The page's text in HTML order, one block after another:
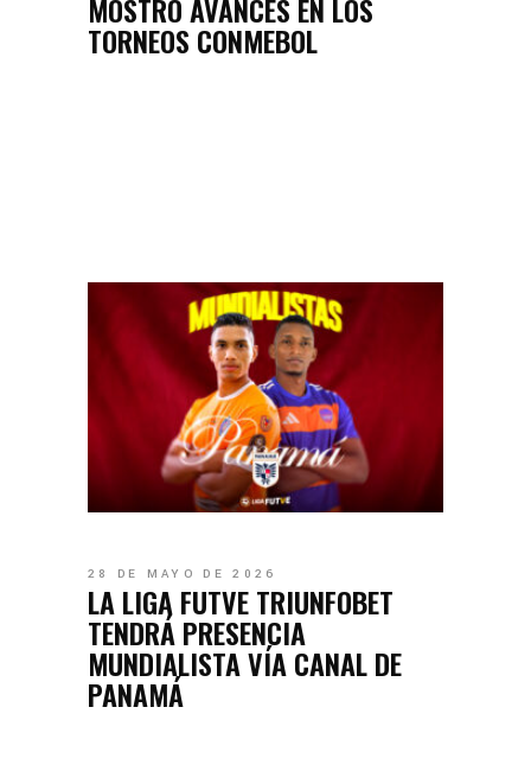
MOSTRÓ AVANCES EN LOS
TORNEOS CONMEBOL
28 DE MAYO DE 2026
LA LIGA FUTVE TRIUNFOBET
TENDRÁ PRESENCIA
MUNDIALISTA VÍA CANAL DE
PANAMÁ